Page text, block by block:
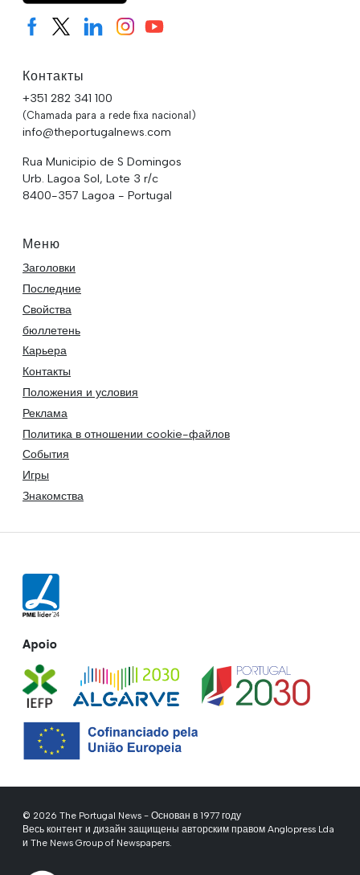
Контакты
+351 282 341 100
(Chamada para a rede fixa nacional)
info@theportugalnews.com
Rua Municipio de S Domingos
Urb. Lagoa Sol, Lote 3 r/c
8400-357 Lagoa - Portugal
Меню
Заголовки
Последние
Свойства
бюллетень
Карьера
Контакты
Положения и условия
Реклама
Политика в отношении cookie-файлов
События
Игры
Знакомства
Apoio
© 2026 The Portugal News - Основан в 1977 году
Весь контент и дизайн защищены авторским правом Anglopress Lda
и The News Group of Newspapers.